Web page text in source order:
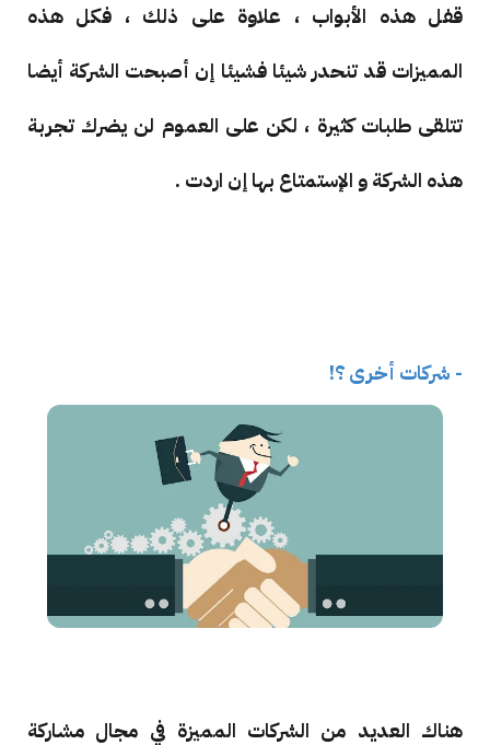
قفل هذه الأبواب ، علاوة على ذلك ، فكل هذه
المميزات قد تنحدر شيئا فشيئا إن أصبحت الشركة أيضا
تتلقى طلبات كثيرة ، لكن على العموم لن يضرك تجربة
هذه الشركة و الإستمتاع بها إن اردت .
- شركات أخرى ؟!
هناك العديد من الشركات المميزة في مجال مشاركة